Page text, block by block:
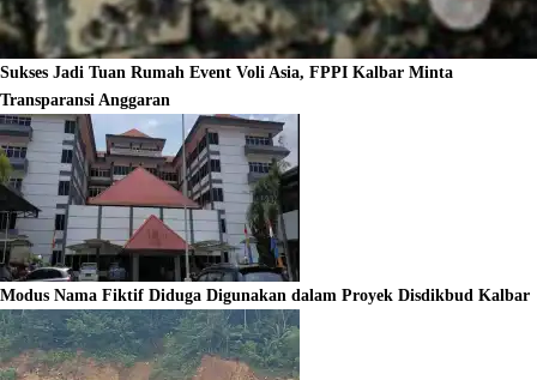
Sukses Jadi Tuan Rumah Event Voli Asia, FPPI Kalbar Minta
Transparansi Anggaran
Modus Nama Fiktif Diduga Digunakan dalam Proyek Disdikbud Kalbar